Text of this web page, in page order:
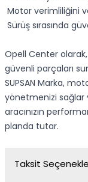
Motor verimliliğini
Sürüş sırasında
Opell Center
güvenli parçaları
SUPSAN Marka,
yönetmenizi sağlar
aracınızın
planda tutar.
Taksit